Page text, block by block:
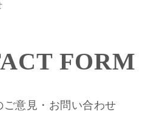
FORM
ご意見・お問い合わせ